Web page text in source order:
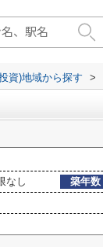
資)地域から探す >
なし 築年数